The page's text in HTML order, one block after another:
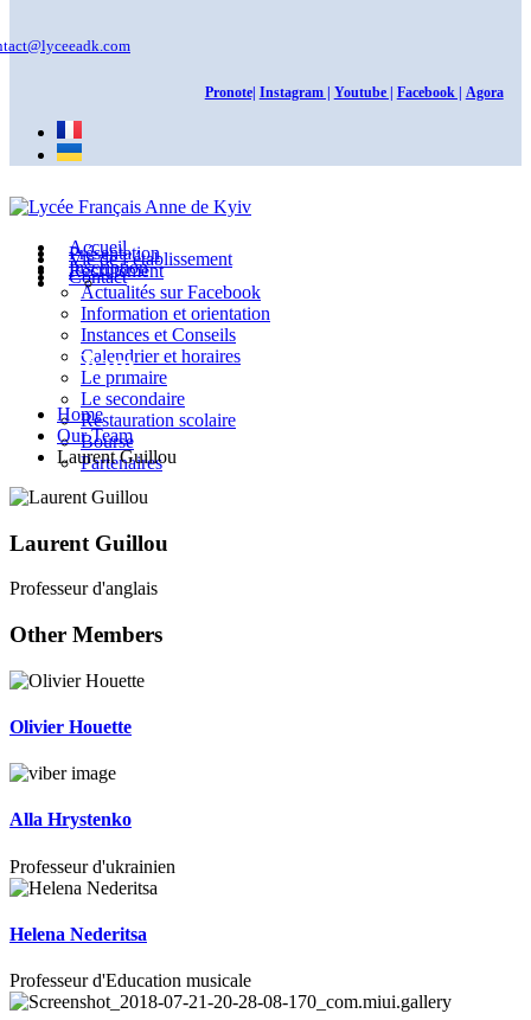
Pronote| Instagram | Youtube | Facebook | Agora
Accueil
Présentation
Vie de l’établissement
Actualités sur Facebook
Information et orientation
Instances et Conseils
Calendrier et horaires
Le primaire
Le secondaire
Restauration scolaire
Bourse
Partenaires
Inscription
Recrutement
Contact
Our Team
Home
Our Team
Laurent Guillou
Laurent Guillou
Professeur d'anglais
Other Members
Olivier Houette
Alla Hrystenko
Professeur d'ukrainien
Helena Nederitsa
Professeur d'Education musicale